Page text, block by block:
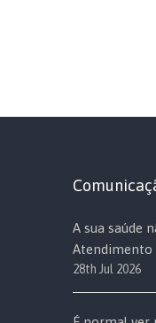
A sua saúde
Atendimento
28th Jul 2026